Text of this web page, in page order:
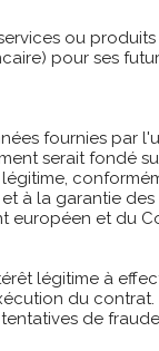
ou
pour ses
fournies par
serait fondé
légitime,
à la garantie
européen et du
légitime à
du
de